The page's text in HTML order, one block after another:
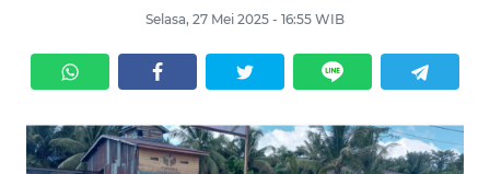
Selasa, 27 Mei 2025 - 16:55 WIB
SERBA-
SERBI
HUKRIM